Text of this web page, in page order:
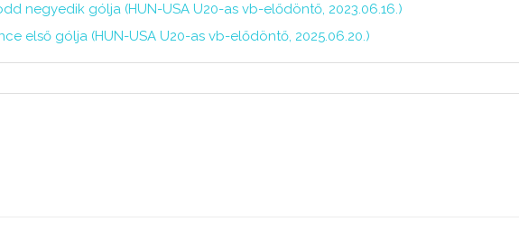
negyedik gólja (HUN-USA U20-as vb-elődöntő, 2023.06.16.)
első gólja (HUN-USA U20-as vb-elődöntő, 2025.06.20.)